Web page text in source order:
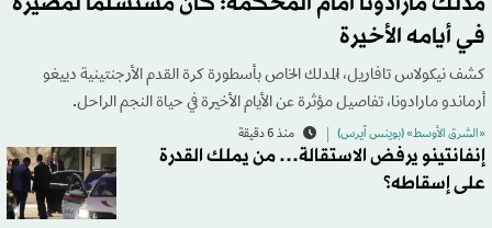
في أيامه الأخيرة
كشف نيكولاس تافاريل، المُدلك الخاص بأسطورة كرة القدم الأرجنتينية دييغو
أرماندو مارادونا، تفاصيل مؤثرة عن الأيام الأخيرة في حياة النجم الراحل.
«الشرق الأوسط» (بوينس آيرس) منذ 6 دقيقة
إنفانتينو يرفض الاستقالة… من يملك القدرة
على إسقاطه؟